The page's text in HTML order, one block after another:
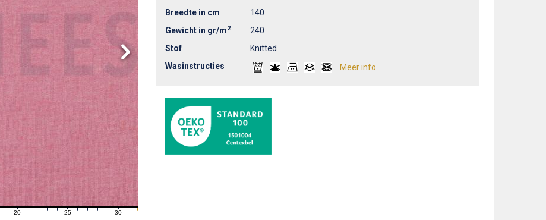
19 21 22 23 24 26 27 28 29 30 31
Breedte in cm
140
Gewicht in gr/m2
240
Stof
Knitted
Wasinstructies
Meer info